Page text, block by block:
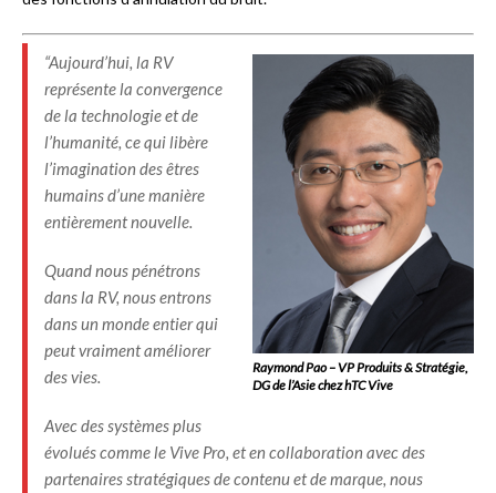
Raymond Pao – VP Produits & Stratégie,
DG de l’Asie chez hTC Vive
“Aujourd’hui, la RV
représente la convergence
de la technologie et de
l’humanité, ce qui libère
l’imagination des êtres
humains d’une manière
entièrement nouvelle.
Quand nous pénétrons
dans la RV, nous entrons
dans un monde entier qui
peut vraiment améliorer
des vies.
Avec des systèmes plus
évolués comme le Vive Pro, et en collaboration avec des
partenaires stratégiques de contenu et de marque, nous